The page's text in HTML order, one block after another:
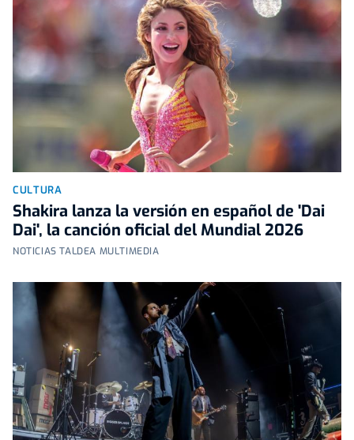
CULTURA
Shakira lanza la versión en español de 'Dai
Dai', la canción oficial del Mundial 2026
NOTICIAS TALDEA MULTIMEDIA